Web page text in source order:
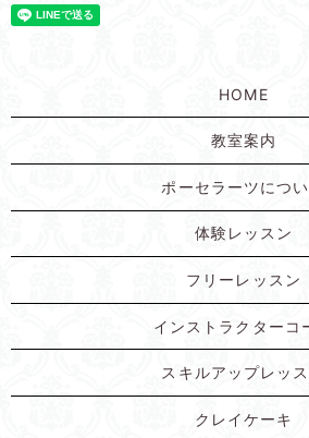
HOME
教室案内
ポーセラーツにつ
体験レッスン
フリーレッスン
インストラクターコ
スキルアップレッ
クレイケーキ